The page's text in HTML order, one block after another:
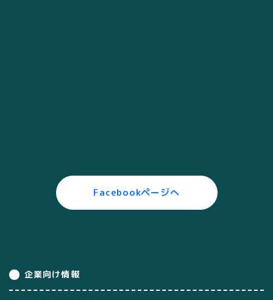
Facebookページへ
企業向け情報